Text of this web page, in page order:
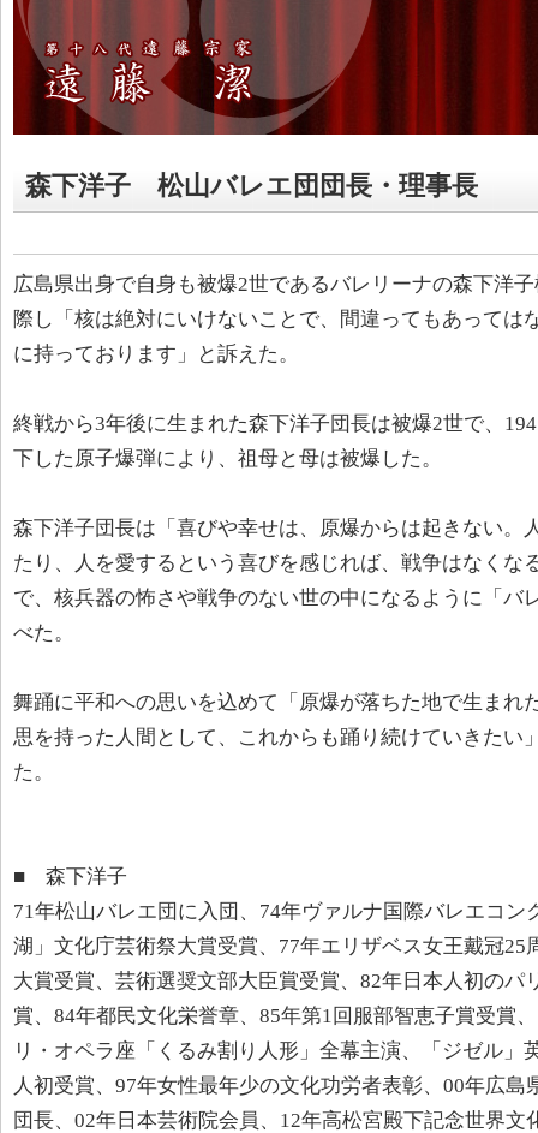
森下洋子 松山バレエ団団長・理事長
広島県出身で自身も被爆2世であるバレリーナの森下洋
際し「核は絶対にいけないことで、間違ってもあっては
に持っております」と訴えた。
終戦から3年後に生まれた森下洋子団長は被爆2世で、
下した原子爆弾により、祖母と母は被爆した。
森下洋子団長は「喜びや幸せは、原爆からは起きない。
たり、人を愛するという喜びを感じれば、戦争はなくな
で、核兵器の怖さや戦争のない世の中になるように「バ
べた。
舞踊に平和への思いを込めて「原爆が落ちた地で生まれ
思を持った人間として、これからも踊り続けていきたい
た。
■ 森下洋子
71年松山バレエ団に入団、74年ヴァルナ国際バレエコン
湖」文化庁芸術祭大賞受賞、77年エリザベス女王戴冠
大賞受賞、芸術選奨文部大臣賞受賞、82年日本人初のパ
賞、84年都民文化栄誉章、85年第1回服部智恵子賞受賞
リ・オペラ座「くるみ割り人形」全幕主演、「ジゼル」
人初受賞、97年女性最年少の文化功労者表彰、00年広
団長、02年日本芸術院会員、12年高松宮殿下記念世界文